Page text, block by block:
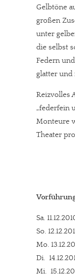
Gelbtöne
großen
unter
die selbst
Federn
glatter und
Reizvolles
„federfein
Monteure
Theater
Sa.
So.
Mo.
Di.
Mi.